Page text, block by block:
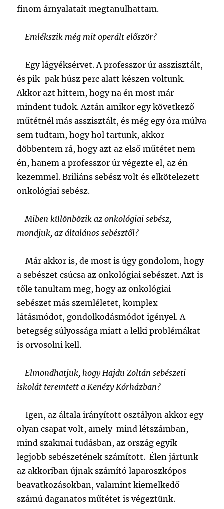
finom árnyalatait megtanulhattam.
– Emlékszik még mit operált először?
–Egy lágyéksérvet. A professzor úr asszisztált,
és pik-pak húsz perc alatt készen voltunk.
Akkor azt hittem, hogy na én most már
mindent tudok. Aztán amikor egy következő
műtétnél más asszisztált, és még egy óra múlva
sem tudtam, hogy hol tartunk, akkor
döbbentem rá, hogy azt az első műtétet nem
én, hanem a professzor úr végezte el, az én
kezemmel. Briliáns sebész volt és elkötelezett
onkológiai sebész.
– Miben különbözik az onkológiai sebész,
mondjuk, az általános sebésztől?
–Már akkor is, de most is úgy gondolom, hogy
a sebészet csúcsa az onkológiai sebészet. Azt is
tőle tanultam meg, hogy az onkológiai
sebészet más szemléletet, komplex
látásmódot, gondolkodásmódot igényel. A
betegség súlyossága miatt a lelki problémákat
is orvosolni kell.
– Elmondhatjuk, hogy Hajdu Zoltán sebészeti
iskolát teremtett a Kenézy Kórházban?
–Igen, az általa irányított osztályon akkor egy
olyan csapat volt, amely mind létszámban,
mind szakmai tudásban, az ország egyik
legjobb sebészetének számított. Élen jártunk
az akkoriban újnak számító laparoszkópos
beavatkozásokban, valamint kiemelkedő
számú daganatos műtétet is végeztünk.